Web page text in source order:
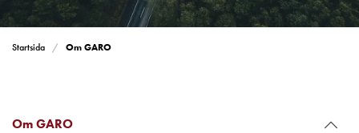
Campingplatser
Motorvärmare
Laddboxar
Startsida Om GARO
Om GARO